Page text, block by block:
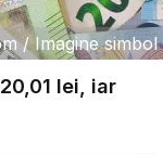
/ Imagine simbol
lei, iar